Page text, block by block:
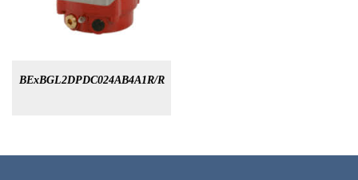
BExBGL2DPDC024AB4A1R/R